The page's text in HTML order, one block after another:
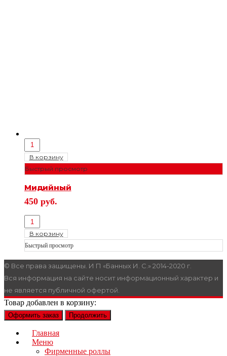
В корзину
Быстрый просмотр
Мидийный
450 руб.
В корзину
Быстрый просмотр
© Все права защищены. И П «Банных И. С.» 2014-2020 г.
Вся информация на сайте носит информационный характер и
не является публичной офертой.
Товар добавлен в корзину:
Оформить заказ Продолжить
Главная
Меню
Фирменные роллы